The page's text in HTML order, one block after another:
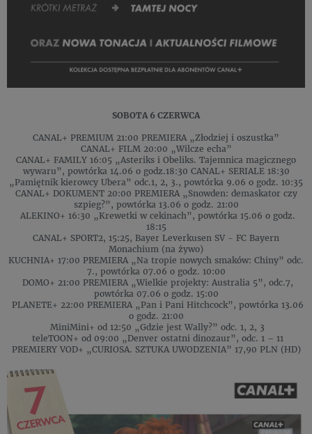
SOBOTA 6 CZERWCA
CANAL+ PREMIUM 21:00 PREMIERA „Złodziej i oszustka”
CANAL+ FILM 20:00 „Wilcze echa”
CANAL+ FAMILY 16:05 „Asteriks i Obeliks. Tajemnica magicznego
wywaru”, powtórka 14.06 o godz.18:30 CANAL+ SERIALE 18:30
„Pamiętnik kierowcy Ubera” odc.1, 2, 3., powtórka 9.06 o godz. 10:35
CANAL+ DOKUMENT 20:00 PREMIERA „Snowden: demaskator czy
szpieg?”, powtórka 13.06 o godz. 21:00
ALEKINO+ 16:30 „Krewetki w cekinach”, powtórka 15.06 o godz.
18:15
CANAL+ SPORT2, 15:25, Bayer Leverkusen SV - FC Bayern
Monachium (na żywo)
KUCHNIA+ 17:00 PREMIERA „Na tropie nowych smaków: Chiny” odc.
7., powtórka 07.06 o godz. 10:00
DOMO+ 21:00 PREMIERA „Wielkie projekty: Australia 5”, odc.7,
powtórka 07.06 o godz. 15:00
PLANETE+ 22:00 PREMIERA „Pan i Pani Hitchcock”, powtórka 13.06
o godz. 21:00
MiniMini+ od 12:50 „Gdzie jest Wally?” odc. 1, 2, 3
teleTOON+ od 09:00 „Denver ostatni dinozaur”, odc. 1 – 11
PREMIERY VOD+ „CURIOSA. SZTUKA UWODZENIA” 17,90 PLN (HD)